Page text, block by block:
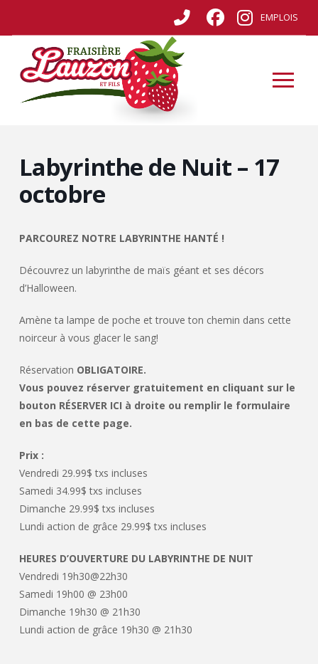
EMPLOIS
Labyrinthe de Nuit – 17
octobre
PARCOUREZ NOTRE LABYRINTHE HANTÉ !
Découvrez un labyrinthe de maïs géant et ses décors
d’Halloween.
Amène ta lampe de poche et trouve ton chemin dans cette
noirceur à vous glacer le sang!
Réservation OBLIGATOIRE.
Vous pouvez réserver gratuitement en cliquant sur le
bouton RÉSERVER ICI à droite ou remplir le formulaire
en bas de cette page.
Prix :
Vendredi 29.99$ txs incluses
Samedi 34.99$ txs incluses
Dimanche 29.99$ txs incluses
Lundi action de grâce 29.99$ txs incluses
HEURES D’OUVERTURE DU LABYRINTHE DE NUIT
Vendredi 19h30@22h30
Samedi 19h00 @ 23h00
Dimanche 19h30 @ 21h30
Lundi action de grâce 19h30 @ 21h30